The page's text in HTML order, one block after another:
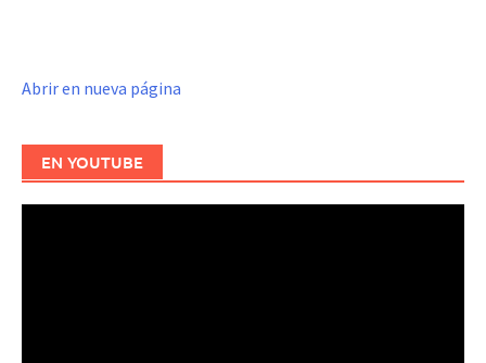
Abrir en nueva página
EN YOUTUBE